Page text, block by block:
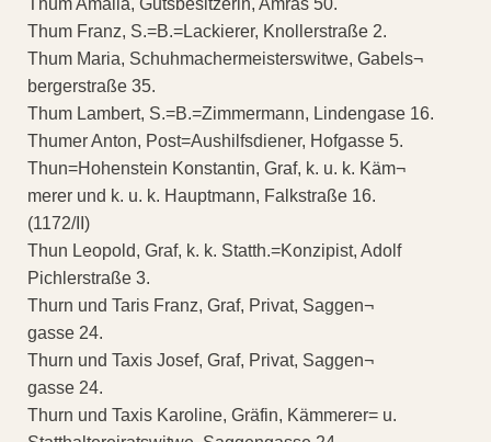
Thum Amalia, Gutsbesitzerin, Amras 50.
Thum Franz, S.=B.=Lackierer, Knollerstraße 2.
Thum Maria, Schuhmachermeisterswitwe, Gabels¬
bergerstraße 35.
Thum Lambert, S.=B.=Zimmermann, Lindengase 16.
Thumer Anton, Post=Aushilfsdiener, Hofgasse 5.
Thun=Hohenstein Konstantin, Graf, k. u. k. Käm¬
merer und k. u. k. Hauptmann, Falkstraße 16.
(1172/II)
Thun Leopold, Graf, k. k. Statth.=Konzipist, Adolf
Pichlerstraße 3.
Thurn und Taris Franz, Graf, Privat, Saggen¬
gasse 24.
Thurn und Taxis Josef, Graf, Privat, Saggen¬
gasse 24.
Thurn und Taxis Karoline, Gräfin, Kämmerer= u.